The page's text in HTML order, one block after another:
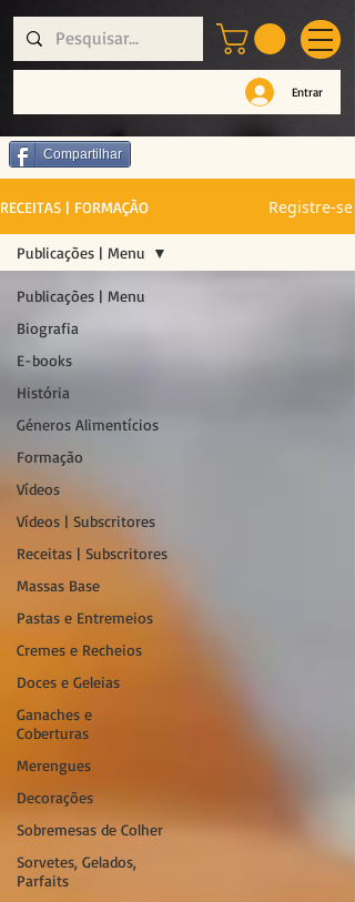
Entrar
Compartilhar
RECEITAS | FORMAÇÃO Registre-se
Publicações | Menu
Biografia
E-books
História
Géneros Alimentícios
Formação
Vídeos
Vídeos | Subscritores
Receitas | Subscritores
Massas Base
Pastas e Entremeios
Cremes e Recheios
Doces e Geleias
Ganaches e
Coberturas
Merengues
Decorações
Sobremesas de Colher
Sorvetes, Gelados,
Parfaits
Publicações | Menu